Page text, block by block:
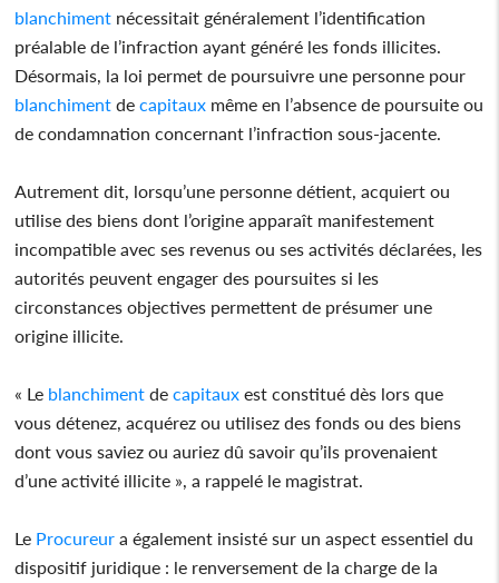
blanchiment nécessitait généralement l’identification
préalable de l’infraction ayant généré les fonds illicites.
Désormais, la loi permet de poursuivre une personne pour
blanchiment de capitaux même en l’absence de poursuite ou
de condamnation concernant l’infraction sous-jacente.
Autrement dit, lorsqu’une personne détient, acquiert ou
utilise des biens dont l’origine apparaît manifestement
incompatible avec ses revenus ou ses activités déclarées, les
autorités peuvent engager des poursuites si les
circonstances objectives permettent de présumer une
origine illicite.
« Le blanchiment de capitaux est constitué dès lors que
vous détenez, acquérez ou utilisez des fonds ou des biens
dont vous saviez ou auriez dû savoir qu’ils provenaient
d’une activité illicite », a rappelé le magistrat.
Le Procureur a également insisté sur un aspect essentiel du
dispositif juridique : le renversement de la charge de la